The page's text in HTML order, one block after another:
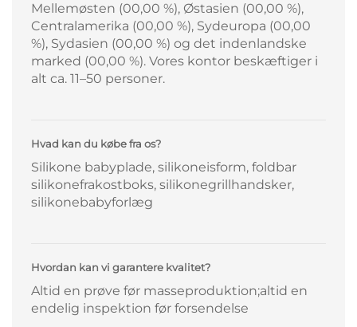
Mellemøsten (00,00 %), Østasien (00,00 %),
Centralamerika (00,00 %), Sydeuropa (00,00
%), Sydasien (00,00 %) og det indenlandske
marked (00,00 %). Vores kontor beskæftiger i
alt ca. 11–50 personer.
Hvad kan du købe fra os?
Silikone babyplade, silikoneisform, foldbar
silikonefrakostboks, silikonegrillhandsker,
silikonebabyforlæg
Hvordan kan vi garantere kvalitet?
Altid en prøve før masseproduktion;altid en
endelig inspektion før forsendelse